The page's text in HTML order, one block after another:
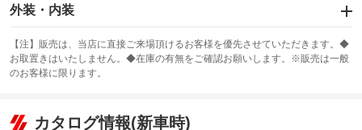
エアバッグ：運転席/助手席
：装備あり
：装備あり
サンルーフ
：装備なし ABS
リフトアップ
：装備なし
外装・内装
カーナビ：SDナビ
：装備あり
TV：フルセグ
：装備あり
ビジュアル：-／DVD再生
【注】販売は、当店に直接ご来場頂けるお客様を優先させていただきます。◆
お取置きはいたしません。◆在庫の有無をご確認お願いします。※販売は一般
のお客様に限ります。
カタログ情報(新車時)